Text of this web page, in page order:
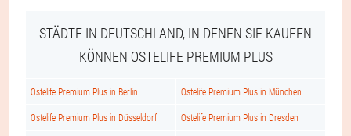
STÄDTE IN DEUTSCHLAND, IN DENEN SIE KAUFEN
KÖNNEN OSTELIFE PREMIUM PLUS
Ostelife Premium Plus in Berlin Ostelife Premium Plus in München
Ostelife Premium Plus in Düsseldorf Ostelife Premium Plus in Dresden